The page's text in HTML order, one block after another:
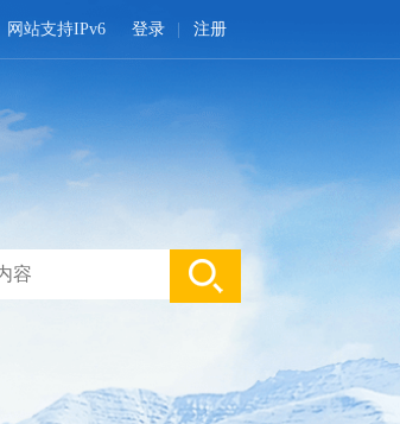
登录 注册
网站支持IPv6